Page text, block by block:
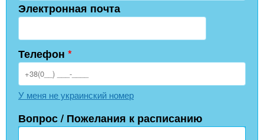
Электронная почта
Телефон *
У меня не украинский номер
Вопрос / Пожелания к расписанию